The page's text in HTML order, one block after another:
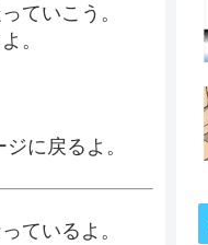
ていこう。
。
に戻るよ。
ているよ。